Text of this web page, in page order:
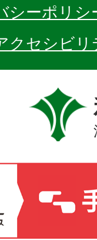
シーポリシ
クセシビリ